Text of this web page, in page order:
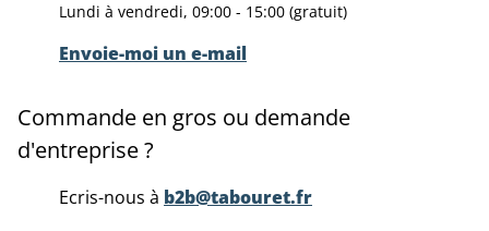
Lundi à vendredi, 09:00 - 15:00 (gratuit)
Envoie-moi un e-mail
Commande en gros ou demande
d'entreprise ?
Ecris-nous à b2b@tabouret.fr